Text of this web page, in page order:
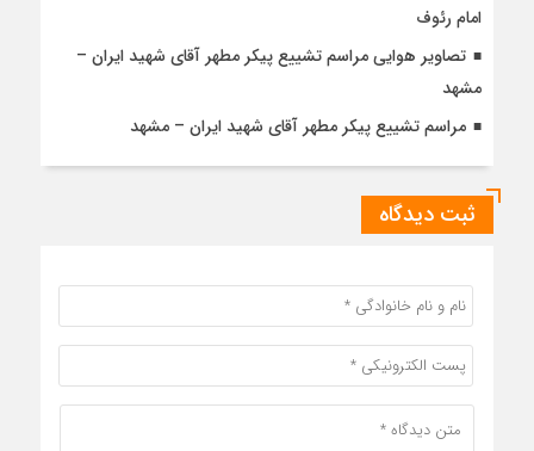
امام رئوف
تصاویر هوایی مراسم تشییع پیکر مطهر آقای شهید ایران –
مشهد
مراسم تشییع پیکر مطهر آقای شهید ایران – مشهد
ثبت دیدگاه